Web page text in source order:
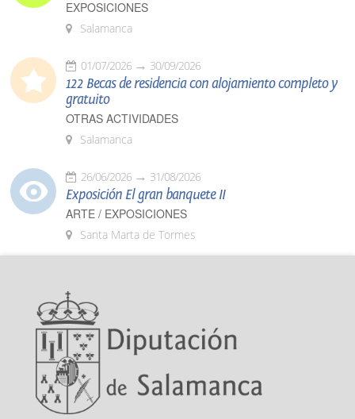
EXPOSICIONES
Salamanca
01/07/2026 30/09/2026
122 Becas de residencia con alojamiento completo y
gratuito
OTRAS ACTIVIDADES
Salamanca
26/06/2026 31/08/2026
Exposición El gran banquete II
ARTE / EXPOSICIONES
Santa Marta de Tormes